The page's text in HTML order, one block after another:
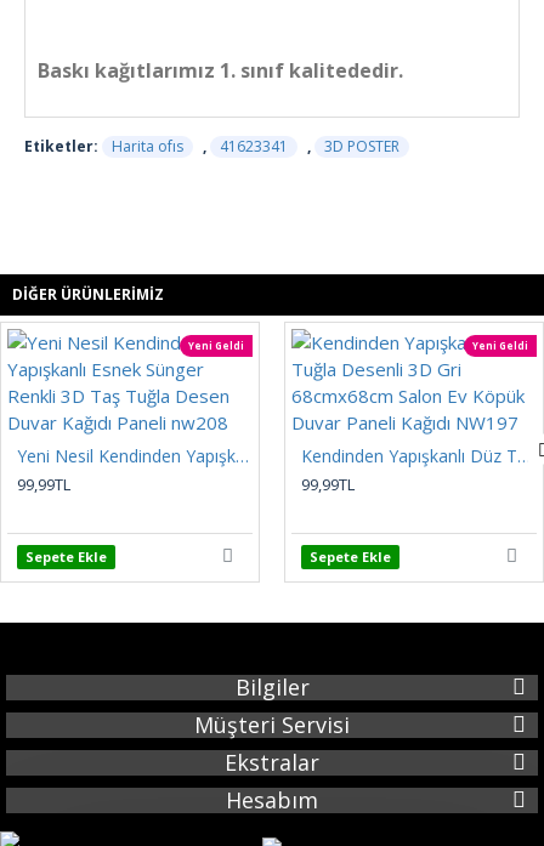
Baskı kağıtlarımız 1. sınıf kalitededir.
Etiketler: Harita ofıs , 41623341 , 3D POSTER
DIĞER ÜRÜNLERIMIZ
Yeni Geldi
Yeni Nesil Kendinden Yapışkanlı Esnek Sünger Renkli 3D Taş Tuğla Desen Duvar Kağıdı Paneli nw208
99,99TL
Sepete Ekle
Yeni Geldi
Kendinden Yapışkanlı Düz Tuğla Desenli 3D Gri 68cmx68cm Salon Ev Köpük Duvar Paneli Kağıdı NW197
99,99TL
Sepete Ekle
Bilgiler
Müşteri Servisi
Ekstralar
Hesabım